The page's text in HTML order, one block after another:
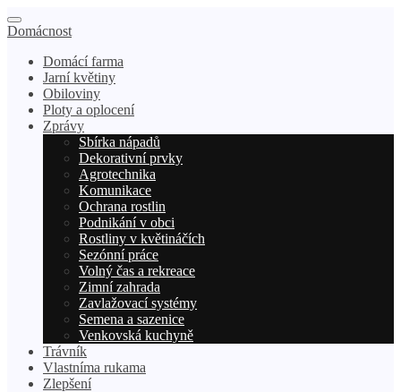
Domácnost
Domácí farma
Jarní květiny
Obiloviny
Ploty a oplocení
Zprávy
Sbírka nápadů
Dekorativní prvky
Agrotechnika
Komunikace
Ochrana rostlin
Podnikání v obci
Rostliny v květináčích
Sezónní práce
Volný čas a rekreace
Zimní zahrada
Zavlažovací systémy
Semena a sazenice
Venkovská kuchyně
Trávník
Vlastníma rukama
Zlepšení